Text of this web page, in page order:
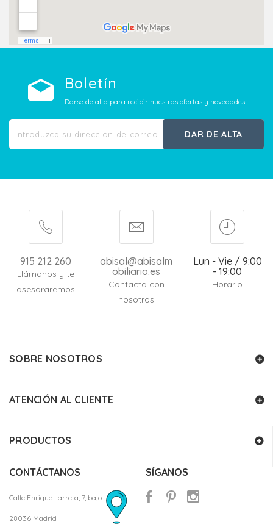
Boletín
Darse de alta para recibir nuestras ofertas y novedades
DAR DE ALTA
915 212 260
Llámanos y te
asesoraremos
abisal@abisalm
obiliario.es
Contacta con
nosotros
Lun - Vie / 9:00
- 19:00
Horario
SOBRE NOSOTROS
ATENCIÓN AL CLIENTE
PRODUCTOS
CONTÁCTANOS
Calle Enrique Larreta, 7, bajo
28036 Madrid
SÍGANOS